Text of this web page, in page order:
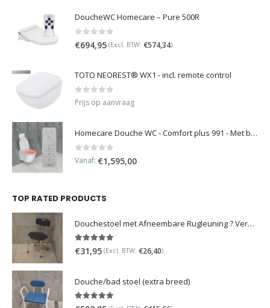
DoucheWC Homecare – Pure 500R
0 out of 5
€694,95 (Excl. BTW: €574,34)
TOTO NEOREST® WX1 - incl. remote control
0 out of 5
Prijs op aanvraag
Homecare Douche WC - Comfort plus 991 - Met brilverwarming
0 out of 5
Vanaf: €1,595,00
TOP RATED PRODUCTS
Douchestoel met Afneembare Rugleuning ? Verstelbaar Douchekrukje ? Grijs
5.00out of 5
€31,95 (Excl. BTW: €26,40)
Douche/bad stoel (extra breed)
5.00out of 5